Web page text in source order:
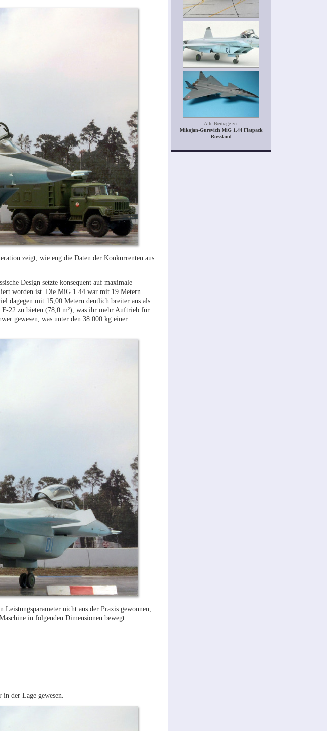
zeigt, wie eng die Daten der Konkurrenten aus
Design setzte konsequent auf maximale
worden ist. Die MiG 1.44 war mit 19 Metern
dagegen mit 15,00 Metern deutlich breiter aus als
22 zu bieten (78,0 m²), was ihr mehr Auftrieb für
gewesen, was unter den 38 000 kg einer
nicht aus der Praxis gewonnen,
in folgenden Dimensionen bewegt:
der Lage gewesen.
Alle Beiträge zu:
Mikojan-Gurevich MiG 1.44 Flatpack
Russland